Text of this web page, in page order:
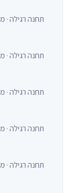
תחנה רגילה · מפעילי אוטובוסים
תחנה רגילה · מפעילי אוטובוסים
תחנה רגילה · מפעילי אוטובוסים
תחנה רגילה · מפעילי אוטובוסים
תחנה רגילה · מפעילי אוטובוסים